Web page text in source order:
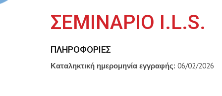
ΣΕΜΙΝΑΡΙΟ I.L.S.
ΠΛΗΡΟΦΟΡΊΕΣ
Καταληκτική ημερομηνία εγγραφής: 06/02/2026